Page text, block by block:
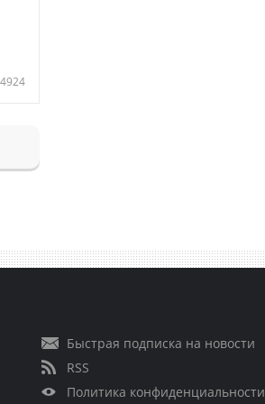
4924
Быстрая подписка на новости
RSS
Политика конфиденциальности